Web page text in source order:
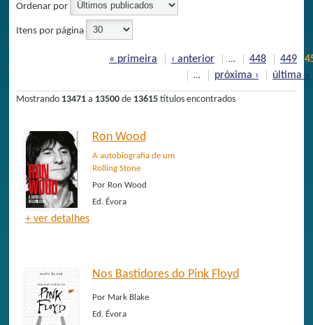
Ordenar por
Itens por página
Páginas
« primeira ‹ anterior … 448 449
… próxima › última »
Mostrando 13471 a 13500 de 13615 títulos encontrados
Ron Wood
A autobiografia de um
Rolling Stone
PorRon Wood
Ed.Évora
+ ver detalhes
Nos Bastidores do Pink Floyd
PorMark Blake
Ed.Évora